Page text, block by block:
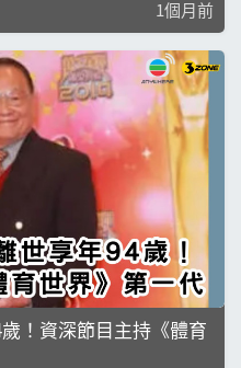
1個月前
！資深節目主持《體育